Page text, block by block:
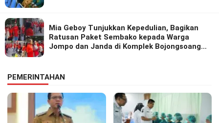
Mia Geboy Tunjukkan Kepedulian, Bagikan
Ratusan Paket Sembako kepada Warga
Jompo dan Janda di Komplek Bojongsoang
PEMERINTAHAN